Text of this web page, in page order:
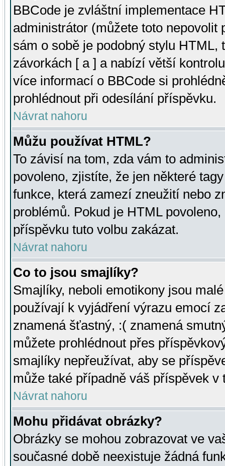
BBCode je zvláštní implementace
administrátor (můžete toto
sám o sobě je podobný stylu HTML,
závorkách [ a ] a nabízí větší
více informací o BBCode si
prohlédnout při odesílání příspěvku.
Návrat nahoru
Můžu používat HTML?
To závisí na tom, zda vám to
povoleno, zjistíte, že jen některé
funkce, která zamezí zneužití nebo
problémů. Pokud je HTML
příspěvku tuto volbu zakázat.
Návrat nahoru
Co to jsou smajlíky?
Smajlíky, neboli emotikony jsou
používají k vyjádření výrazu emocí
znamená šťastný, :( znamená
můžete prohlédnout přes
smajlíky nepřeužívat, aby se
může také případně váš příspěvek v
Návrat nahoru
Mohu přidávat obrázky?
Obrázky se mohou zobrazovat ve
současné době neexistuje žádná